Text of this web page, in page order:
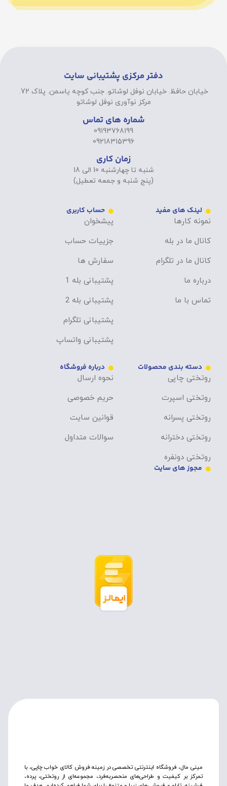
دفتر مرکزی پشتیبانی سایت
خیابان حافظ. خیابان نوفل لوشاتو. جنب کوچه یاسمن. پلاک 72.
مرکز نوآوری نوفل لوشاتو
شماره های تماس
09193768199
09218315396
زمان کاری
شنبه تا چهارشنبه 10 الی 18
(پنج شنبه و جمعه تعطیل)
لینک های مفید
نمونه کارها
کانال ما در بله
کانال ما در تلگرام
درباره ما
تماس با ما
حساب کاربری
پیشخوان
جزییات حساب
سفارش ها
پشتیبانی بله 1
پشتیبانی بله 2
پشتیبانی تلگرام
پشتیبانی واتساپ
دسته بندی محصولات
روتختی چاپی
روتختی اسپرت
روتختی پسرانه
روتختی دخترانه
روتختی دونفره
درباره فروشگاه
نحوه ارسال
حریم خصوصی
قوانین سایت
سوالات متداول
مجوز های سایت
مینی مال، فروشگاه اینترنتی تخصصی در زمینه فروش کالای خواب چاپی، با
تمرکز بر کیفیت و طراحی‌های منحصربه‌فرد، مجموعه‌ای از روتختی‌، پرده،